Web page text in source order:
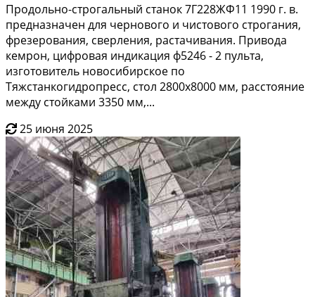
Продольно-строгальный станок 7Г228ЖФ11 1990 г. в.
предназначен для чернового и чистового строгания,
фрезерования, сверления, растачивания. Привода
кемрон, цифровая индикация ф5246 - 2 пульта,
изготовитель новосибирское по
Тяжстанкогидропресс, стол 2800х8000 мм, расстояние
между стойками 3350 мм,...
25 июня 2025